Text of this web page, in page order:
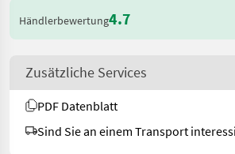
Händlerbewertung4.7
Zusätzliche Services
PDF Datenblatt
Sind Sie an einem Transport